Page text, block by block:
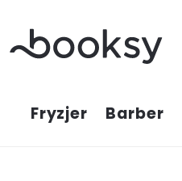
treści
Fryzjer Barber